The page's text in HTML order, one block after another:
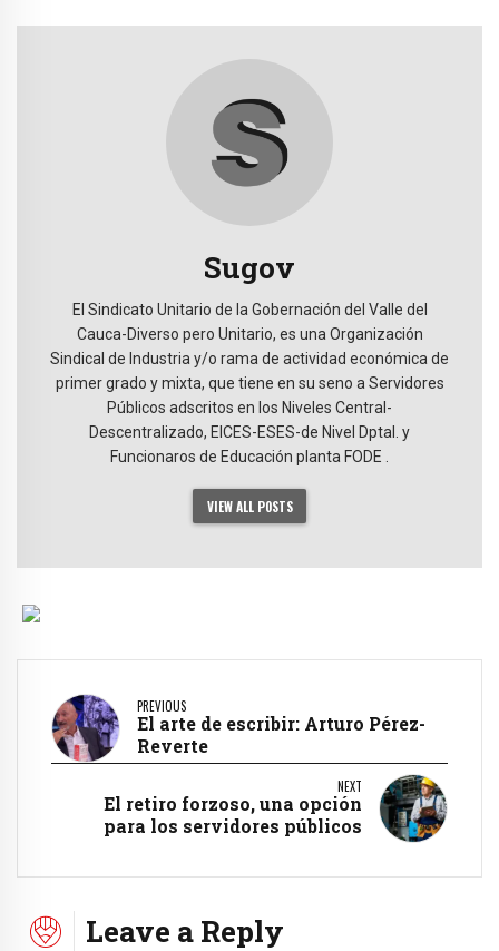
Sugov
El Sindicato Unitario de la Gobernación del Valle del
Cauca-Diverso pero Unitario, es una Organización
Sindical de Industria y/o rama de actividad económica de
primer grado y mixta, que tiene en su seno a Servidores
Públicos adscritos en los Niveles Central-
Descentralizado, EICES-ESES-de Nivel Dptal. y
Funcionaros de Educación planta FODE .
VIEW ALL POSTS
PREVIOUS
El arte de escribir: Arturo Pérez-
Reverte
NEXT
El retiro forzoso, una opción
para los servidores públicos
Leave a Reply